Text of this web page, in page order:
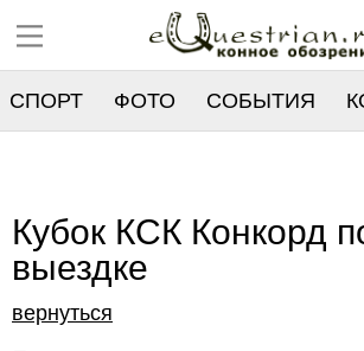
СПОРТ ФОТО СОБЫТИЯ
Кубок КСК Конкорд
выездке
вернуться